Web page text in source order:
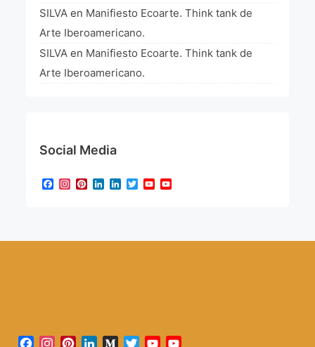
SILVA en Manifiesto Ecoarte. Think tank de
Arte Iberoamericano.
SILVA en Manifiesto Ecoarte. Think tank de
Arte Iberoamericano.
Social Media
Facebook
Instagram
Pinterest
LinkedIn
LinkedIn
TwitterYouTube
Facebook
Instagram
PinterestLinkedInMediumTwitterYouTube